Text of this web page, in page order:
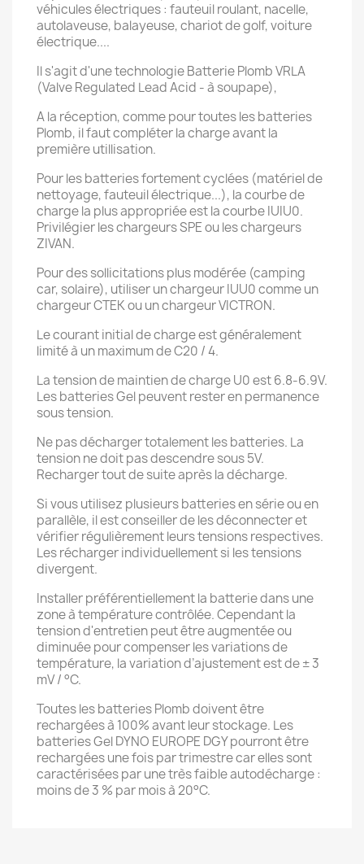
véhicules électriques : fauteuil roulant, nacelle,
autolaveuse, balayeuse, chariot de golf, voiture
électrique....
Il s'agit d'une technologie Batterie Plomb VRLA
(Valve Regulated Lead Acid - à soupape),
A la réception, comme pour toutes les batteries
Plomb, il faut compléter la charge avant la
première utillisation.
Pour les batteries fortement cyclées (matériel de
nettoyage, fauteuil électrique...), la courbe de
charge la plus appropriée est la courbe IUIU0.
Privilégier les chargeurs SPE ou les chargeurs
ZIVAN.
Pour des sollicitations plus modérée (camping
car, solaire), utiliser un chargeur IUU0 comme un
chargeur CTEK ou un chargeur VICTRON.
Le courant initial de charge est généralement
limité à un maximum de C20 / 4.
La tension de maintien de charge U0 est 6.8-6.9V.
Les batteries Gel peuvent rester en permanence
sous tension.
Ne pas décharger totalement les batteries. La
tension ne doit pas descendre sous 5V.
Recharger tout de suite après la décharge.
Si vous utilisez plusieurs batteries en série ou en
parallèle, il est conseiller de les déconnecter et
vérifier régulièrement leurs tensions respectives.
Les récharger individuellement si les tensions
divergent.
Installer préférentiellement la batterie dans une
zone à température contrôlée. Cependant la
tension d'entretien peut être augmentée ou
diminuée pour compenser les variations de
température, la variation d’ajustement est de ± 3
mV / °C.
Toutes les batteries Plomb doivent être
rechargées à 100% avant leur stockage. Les
batteries Gel DYNO EUROPE DGY pourront être
rechargées une fois par trimestre car elles sont
caractérisées par une très faible autodécharge :
moins de 3 % par mois à 20°C.